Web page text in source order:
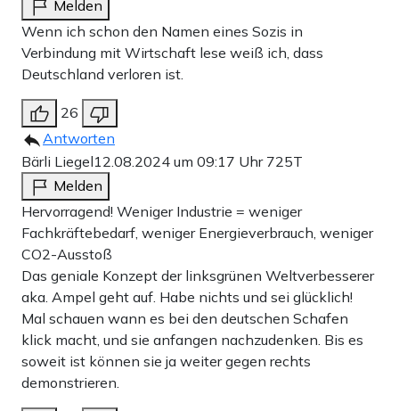
Melden
Wenn ich schon den Namen eines Sozis in
Verbindung mit Wirtschaft lese weiß ich, dass
Deutschland verloren ist.
26
Antworten
Bärli Liegel12.08.2024 um 09:17 Uhr 725T
Melden
Hervorragend! Weniger Industrie = weniger
Fachkräftebedarf, weniger Energieverbrauch, weniger
CO2-Ausstoß
Das geniale Konzept der linksgrünen Weltverbesserer
aka. Ampel geht auf. Habe nichts und sei glücklich!
Mal schauen wann es bei den deutschen Schafen
klick macht, und sie anfangen nachzudenken. Bis es
soweit ist können sie ja weiter gegen rechts
demonstrieren.